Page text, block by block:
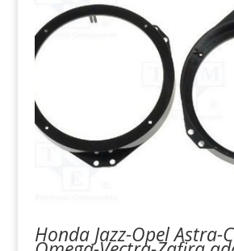
Honda Jazz-Opel Astra-